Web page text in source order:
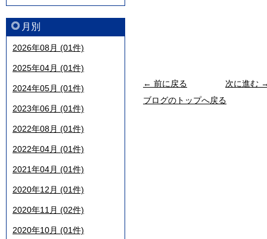
月別
2026年08月 (01件)
2025年04月 (01件)
2024年05月 (01件)
2023年06月 (01件)
2022年08月 (01件)
2022年04月 (01件)
2021年04月 (01件)
2020年12月 (01件)
2020年11月 (02件)
2020年10月 (01件)
← 前に戻る
次に進む
ブログのトップへ戻る